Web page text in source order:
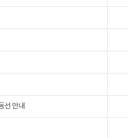
선 안내